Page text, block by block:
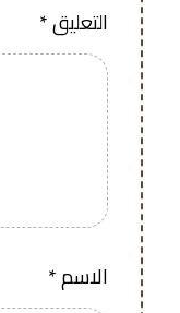
التعليق*
الاسم*